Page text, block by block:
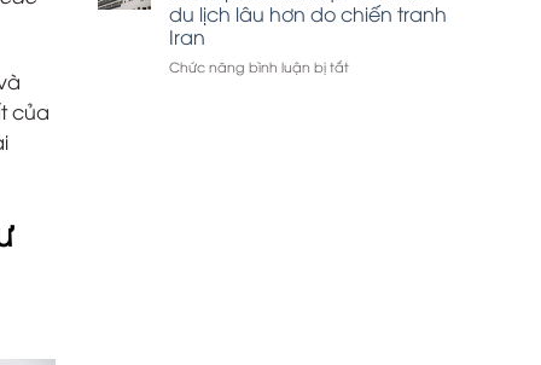
của
khỏi
thuyền
du lịch lâu hơn do chiến tranh
Iran
Chức năng bình luận bị tắtở